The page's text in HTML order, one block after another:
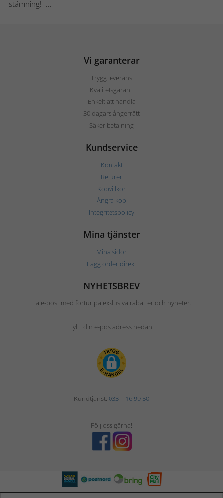
stämning! ...
Vi garanterar
Trygg leverans
Kvalitetsgaranti
Enkelt att handla
30 dagars ångerrätt
Säker betalning
Kundservice
Kontakt
Returer
Köpvillkor
Ångra köp
Integritetspolicy
Mina tjänster
Mina sidor
Lägg order direkt
NYHETSBREV
Få e-post med förtur på exklusiva rabatter och nyheter.
Fyll i din e-postadress nedan.
Kundtjänst: 033 – 16 99 50
Följ oss gärna!